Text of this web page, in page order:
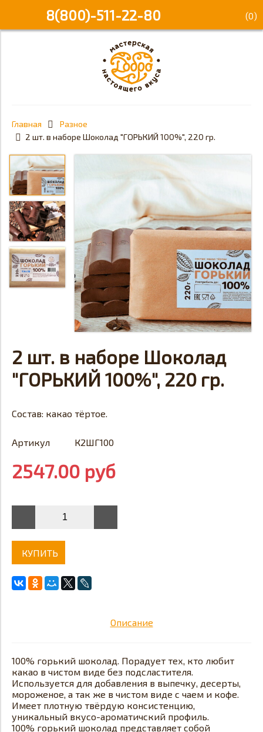
8(800)-511-22-80 (0)
Главная
Разное
2 шт. в наборе Шоколад "ГОРЬКИЙ 100%", 220 гр.
2 шт. в наборе Шоколад
"ГОРЬКИЙ 100%", 220 гр.
Состав: какао тёртое.
Артикул К2ШГ100
2547.00 руб
КУПИТЬ
Описание
100% горький шоколад. Порадует тех, кто любит
какао в чистом виде без подсластителя.
Используется для добавления в выпечку, десерты,
мороженое, а так же в чистом виде с чаем и кофе.
Имеет плотную твёрдую консистенцию,
уникальный вкусо-ароматичский профиль.
100% горький шоколад представляет собой